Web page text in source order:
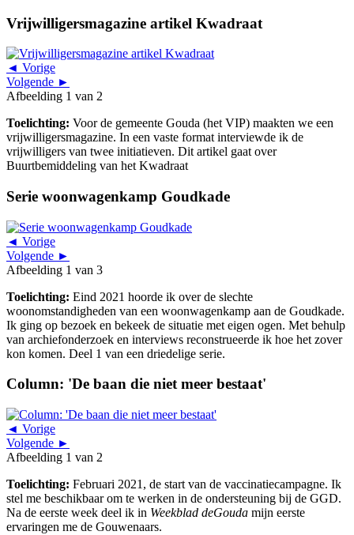
Vrijwilligersmagazine artikel Kwadraat
◄ Vorige
Volgende ►
Afbeelding 1 van 2
Toelichting: Voor de gemeente Gouda (het VIP) maakten we een
vrijwilligersmagazine. In een vaste format interviewde ik de
vrijwilligers van twee initiatieven. Dit artikel gaat over
Buurtbemiddeling van het Kwadraat
Serie woonwagenkamp Goudkade
◄ Vorige
Volgende ►
Afbeelding 1 van 3
Toelichting: Eind 2021 hoorde ik over de slechte
woonomstandigheden van een woonwagenkamp aan de Goudkade.
Ik ging op bezoek en bekeek de situatie met eigen ogen. Met behulp
van archiefonderzoek en interviews reconstrueerde ik hoe het zover
kon komen. Deel 1 van een driedelige serie.
Column: 'De baan die niet meer bestaat'
◄ Vorige
Volgende ►
Afbeelding 1 van 2
Toelichting: Februari 2021, de start van de vaccinatiecampagne. Ik
stel me beschikbaar om te werken in de ondersteuning bij de GGD.
Na de eerste week deel ik in Weekblad deGouda mijn eerste
ervaringen me de Gouwenaars.